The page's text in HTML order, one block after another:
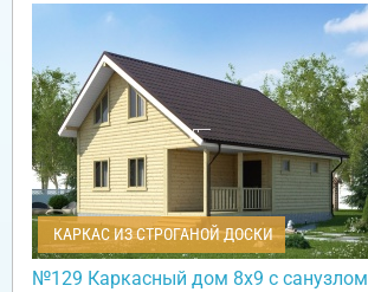
КАРКАС ИЗ СТРОГАНОЙ ДОСКИ
№129 Каркасный дом 8х9 с санузлом